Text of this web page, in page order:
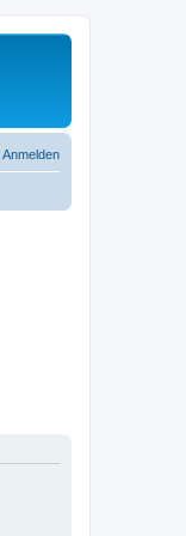
Anmelden